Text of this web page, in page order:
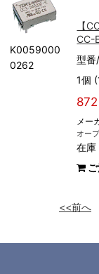
K0059000
0262
【
CC-
型
1個
メー
オー
在
<<前へ